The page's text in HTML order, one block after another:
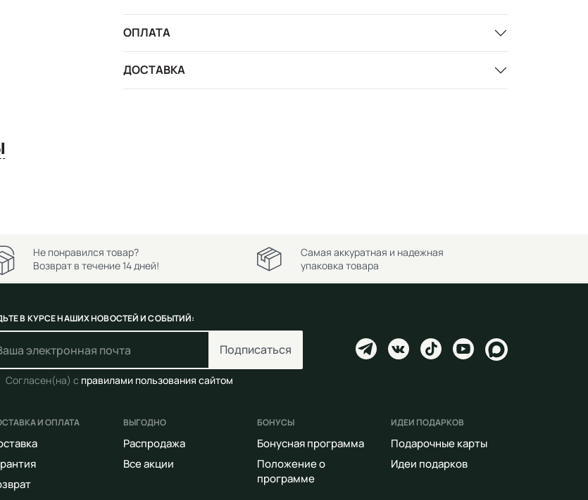
ОПЛАТА
ДОСТАВКА
Не понравился товар?
Возврат в течение 14 дней!
Самая аккуратная и надежная
упаковка товара
В КУРСЕ НАШИХ НОВОСТЕЙ И СОБЫТИЙ:
Подписаться
Согласен(на) с правилами пользования сайтом
И ОПЛАТА ВЫГОДНО
Распродажа
Все акции
БОНУСЫ
Бонусная программа
Положение о
программе
ИДЕИ ПОДАРКОВ
Подарочные карты
Идеи подарков